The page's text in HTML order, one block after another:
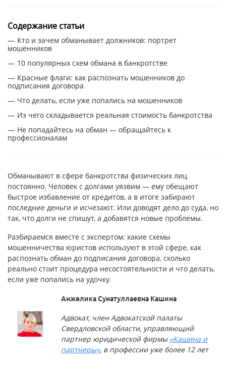
Содержание статьи
Кто и зачем обманывает должников: портрет
мошенников
10 популярных схем обмана в банкротстве
Красные флаги: как распознать мошенников до
подписания договора
Что делать, если уже попались на мошенников
Из чего складывается реальная стоимость банкротства
Не попадайтесь на обман — обращайтесь к
профессионалам
Обманывают в сфере банкротства физических лиц
постоянно. Человек с долгами уязвим — ему обещают
быстрое избавление от кредитов, а в итоге забирают
последние деньги и исчезают. Или доводят дело до суда, но
так, что долги не спишут, а добавятся новые проблемы.
Разбираемся вместе с экспертом: какие схемы
мошенничества юристов используют в этой сфере, как
распознать обман до подписания договора, сколько
реально стоит процедура несостоятельности и что делать,
если уже попались на удочку.
Анжелика Сунатуллаевна Кашина
Адвокат, член Адвокатской палаты
Свердловской области, управляющий
партнер юридической фирмы «Кашина и
партнеры», в профессии уже более 12 лет